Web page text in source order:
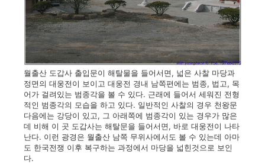
월출산 도갑사 출입문이 해탈물을 들어서면, 넓은 사찰 마당과
정면의 대웅전이 보이고 대웅전 경내 남쪽편에는 범종, 법고, 목
어가 걸려있는 범종각을 볼 수 있다. 근래에 들어서 세워진 전형
적인 범종각의 모습을 하고 있다. 일반적인 사찰의 경우 천왕문
다음에는 강당이 있고, 그 아래쪽에 범종각이 있는 경우가 많은
데 비해 이 곳 도갑사는 해탈문을 들어서면, 바로 대웅전이 나타
난다. 이런 광경은 월출산 남쪽 무위사에서도 볼 수 있는데 아마
도 한국전쟁 이후 복구하는 과정에서 마당을 넓힌것으로 보인
다.